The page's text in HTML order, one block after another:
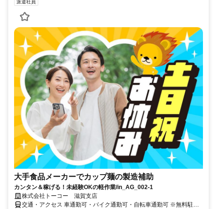
派遣社員
大手食品メーカーでカップ麺の製造補助
カンタン＆稼げる！未経験OKの軽作業/in_AG_002-1
株式会社トーコー 滋賀支店
交通・アクセス 車通勤可・バイク通勤可・自転車通勤可 ※無料駐車